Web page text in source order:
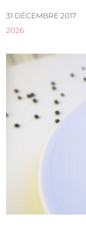
31 DÉCEMBRE 2017
2026